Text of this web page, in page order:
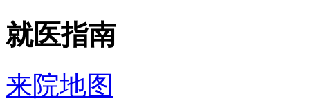
就医指南
来院地图